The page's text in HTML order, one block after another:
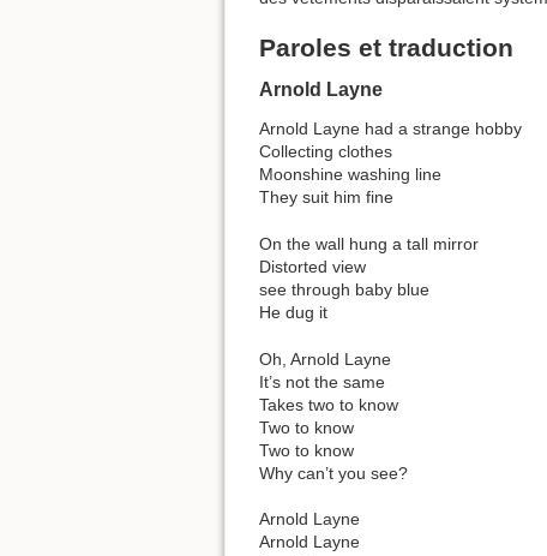
Paroles et traduction
Arnold Layne
Arnold Layne had a strange hobby
Collecting clothes
Moonshine washing line
They suit him fine
On the wall hung a tall mirror
Distorted view
see through baby blue
He dug it
Oh, Arnold Layne
It’s not the same
Takes two to know
Two to know
Two to know
Why can’t you see?
Arnold Layne
Arnold Layne